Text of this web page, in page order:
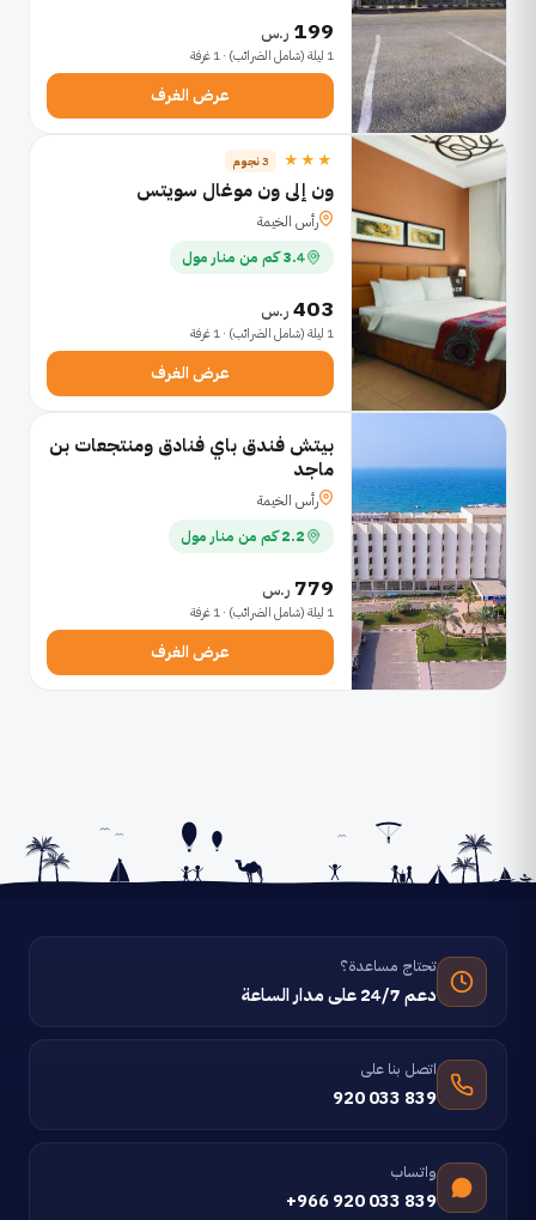
199 ر.س
1 ليلة (شامل الضرائب) · 1 غرفة
عرض الغرف
★★★ 3 نجوم
ون إلى ون موغال سويتس
رأس الخيمة
3.4 كم من منار مول
403 ر.س
1 ليلة (شامل الضرائب) · 1 غرفة
عرض الغرف
بيتش فندق باي فنادق ومنتجعات بن
ماجد
رأس الخيمة
2.2 كم من منار مول
779 ر.س
1 ليلة (شامل الضرائب) · 1 غرفة
عرض الغرف
تحتاج مساعدة؟
دعم 24/7 على مدار الساعة
اتصل بنا على
920 033 839
واتساب
+966 920 033 839